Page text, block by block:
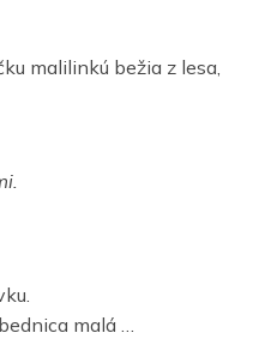
malilinkú bežia z lesa,
malá …